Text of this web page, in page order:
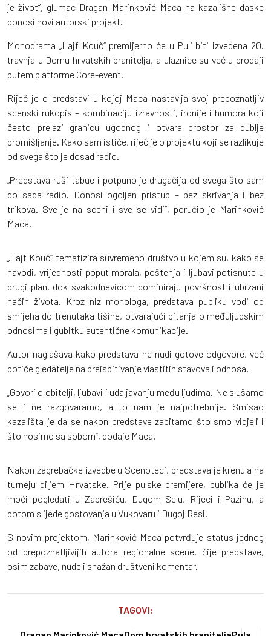
je život“, glumac Dragan Marinković Maca na kazališne daske
donosi novi autorski projekt.
Monodrama „Lajf Kouč“ premijerno će u Puli biti izvedena 20.
travnja u Domu hrvatskih branitelja, a ulaznice su već u prodaji
putem platforme Core-event.
Riječ je o predstavi u kojoj Maca nastavlja svoj prepoznatljiv
scenski rukopis – kombinaciju izravnosti, ironije i humora koji
često prelazi granicu ugodnog i otvara prostor za dublje
promišljanje. Kako sam ističe, riječ je o projektu koji se razlikuje
od svega što je dosad radio.
„Predstava ruši tabue i potpuno je drugačija od svega što sam
do sada radio. Donosi ogoljen pristup – bez skrivanja i bez
trikova. Sve je na sceni i sve se vidi“, poručio je Marinković
Maca.
„Lajf Kouč“ tematizira suvremeno društvo u kojem su, kako se
navodi, vrijednosti poput morala, poštenja i ljubavi potisnute u
drugi plan, dok svakodnevicom dominiraju površnost i ubrzani
način života. Kroz niz monologa, predstava publiku vodi od
smijeha do trenutaka tišine, otvarajući pitanja o međuljudskim
odnosima i gubitku autentične komunikacije.
Autor naglašava kako predstava ne nudi gotove odgovore, već
potiče gledatelje na preispitivanje vlastitih stavova i odnosa.
„Govori o obitelji, ljubavi i udaljavanju među ljudima. Ne slušamo
se i ne razgovaramo, a to nam je najpotrebnije. Smisao
kazališta je da se nakon predstave zapitamo što smo vidjeli i
što nosimo sa sobom“, dodaje Maca.
Nakon zagrebačke izvedbe u Scenoteci, predstava je krenula na
turneju diljem Hrvatske. Prije pulske premijere, publika će je
moći pogledati u Zaprešiću, Dugom Selu, Rijeci i Pazinu, a
potom slijede gostovanja u Vukovaru i Dugoj Resi.
S novim projektom, Marinković Maca potvrđuje status jednog
od prepoznatljivijih autora regionalne scene, čije predstave,
osim zabave, nude i snažan društveni komentar.
TAGOVI: